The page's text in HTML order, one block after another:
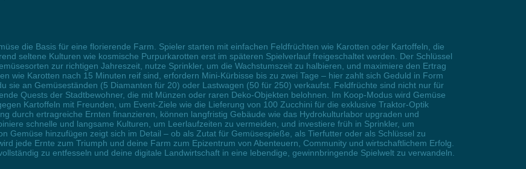
die Basis für eine florierende Farm. Spieler starten mit einfachen Feldfrüchten wie Karotten oder Kartoffeln, die
seltene Kulturen wie kosmische Purpurkarotten erst im späteren Spielverlauf freigeschaltet werden. Der Schlüssel
zur richtigen Jahreszeit, nutze Sprinkler, um die Wachstumszeit zu halbieren, und maximiere den Ertrag
wie Karotten nach 15 Minuten reif sind, erfordern Mini-Kürbisse bis zu zwei Tage – hier zahlt sich Geduld in Form
sie an Gemüseständen (5 Diamanten für 20) oder Lastwagen (50 für 250) verkaufst. Feldfrüchte sind nicht nur für
Quests der Stadtbewohner, die mit Münzen oder raren Deko-Objekten belohnen. Im Koop-Modus wird Gemüse
Kartoffeln mit Freunden, um Event-Ziele wie die Lieferung von 100 Zucchini für die exklusive Traktor-Optik
durch ertragreiche Ernten finanzieren, können langfristig Gebäude wie das Hydrokulturlabor upgraden und
schnelle und langsame Kulturen, um Leerlaufzeiten zu vermeiden, und investiere früh in Sprinkler, um
Gemüse hinzufügen zeigt sich im Detail – ob als Zutat für Gemüsespieße, als Tierfutter oder als Schlüssel zu
jede Ernte zum Triumph und deine Farm zum Epizentrum von Abenteuern, Community und wirtschaftlichem Erfolg.
zu entfesseln und deine digitale Landwirtschaft in eine lebendige, gewinnbringende Spielwelt zu verwandeln.